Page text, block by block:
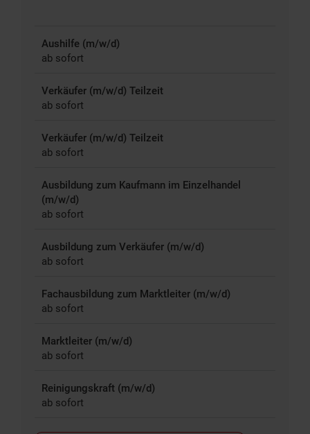
Aushilfe (m/w/d)
ab sofort
Verkäufer (m/w/d) Teilzeit
ab sofort
Verkäufer (m/w/d) Teilzeit
ab sofort
Ausbildung zum Kaufmann im Einzelhandel
(m/w/d)
ab sofort
Ausbildung zum Verkäufer (m/w/d)
ab sofort
Fachausbildung zum Marktleiter (m/w/d)
ab sofort
Marktleiter (m/w/d)
ab sofort
Reinigungskraft (m/w/d)
ab sofort